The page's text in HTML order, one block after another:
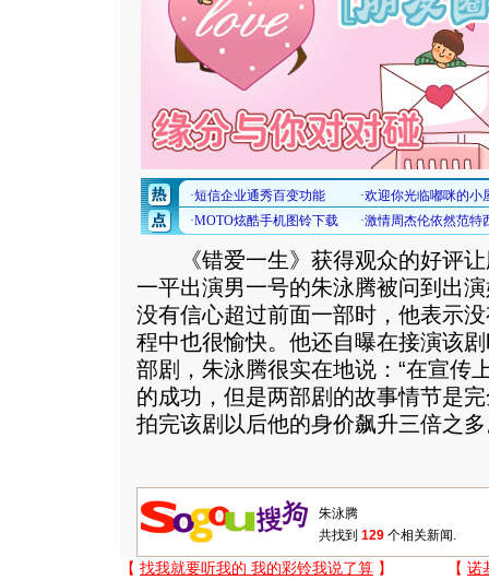
《错爱一生》获得观众的好评让
一平出演男一号的朱泳腾被问到出
没有信心超过前面一部时，他表示
程中也很愉快。他还自曝在接演该
部剧，朱泳腾很实在地说：“在宣传
的成功，但是两部剧的故事情节是
拍完该剧以后他的身价飙升三倍之
共找到 129 个相关新闻.